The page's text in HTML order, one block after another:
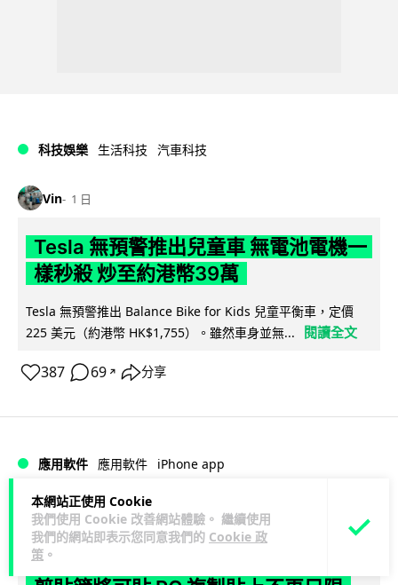
本網站正使用 Cookie
我們使用 Cookie 改善網站體驗。 繼續使用
我們的網站即表示您同意我們的 Cookie 政
策 。
科技娛樂 生活科技 汽車科技
Vin 1 日
Tesla 無預警推出兒童車 無電池電機一
樣秒殺 炒至約港幣39萬
Tesla 無預警推出 Balance Bike for Kids 兒童平衡車，定價
225 美元（約港幣 HK$1,755）。雖然車身並無...
閱讀全文
387 69 ↗ 分享
應用軟件 應用軟件 iPhone app
Vin 1 日
歐盟再發功 Apple 終答應 iPhone 跨機